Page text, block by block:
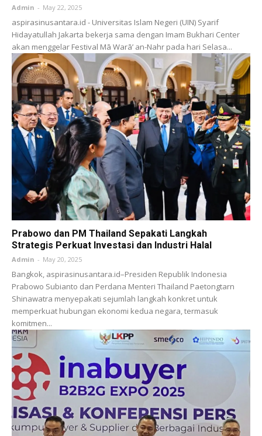
Admin - May 22, 2025
aspirasinusantara.id - Universitas Islam Negeri (UIN) Syarif
Hidayatullah Jakarta bekerja sama dengan Imam Bukhari Center
akan menggelar Festival Mā Warā’ an-Nahr pada hari Selasa...
Prabowo dan PM Thailand Sepakati Langkah
Strategis Perkuat Investasi dan Industri Halal
Admin - May 20, 2025
Bangkok, aspirasinusantara.id–Presiden Republik Indonesia
Prabowo Subianto dan Perdana Menteri Thailand Paetongtarn
Shinawatra menyepakati sejumlah langkah konkret untuk
memperkuat hubungan ekonomi kedua negara, termasuk
komitmen...